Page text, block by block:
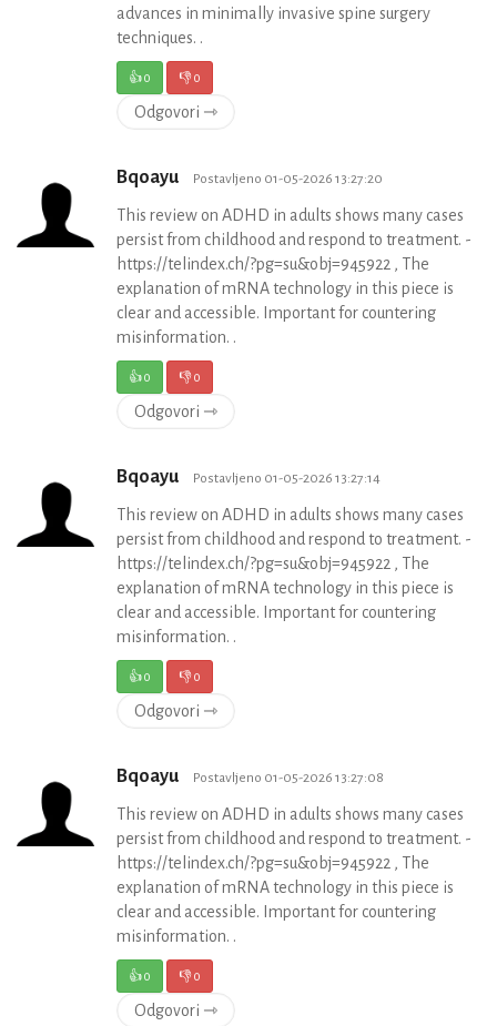
advances in minimally invasive spine surgery
techniques. .
👍0 👎0
Odgovori ⇾
Bqoayu Postavljeno 01-05-2026 13:27:20
This review on ADHD in adults shows many cases
persist from childhood and respond to treatment. -
https://telindex.ch/?pg=su&obj=945922 , The
explanation of mRNA technology in this piece is
clear and accessible. Important for countering
misinformation. .
👍0 👎0
Odgovori ⇾
Bqoayu Postavljeno 01-05-2026 13:27:14
This review on ADHD in adults shows many cases
persist from childhood and respond to treatment. -
https://telindex.ch/?pg=su&obj=945922 , The
explanation of mRNA technology in this piece is
clear and accessible. Important for countering
misinformation. .
👍0 👎0
Odgovori ⇾
Bqoayu Postavljeno 01-05-2026 13:27:08
This review on ADHD in adults shows many cases
persist from childhood and respond to treatment. -
https://telindex.ch/?pg=su&obj=945922 , The
explanation of mRNA technology in this piece is
clear and accessible. Important for countering
misinformation. .
👍0 👎0
Odgovori ⇾